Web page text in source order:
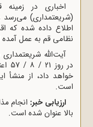
اخبارى در
(شریعتمدارى)
اطلاع داده شده که
نظامى قم به عمل
آیت‌الله
خواهد داد، از منشأ
است.
ارزیابى خبر: انجام
بالا عنوان شده است.